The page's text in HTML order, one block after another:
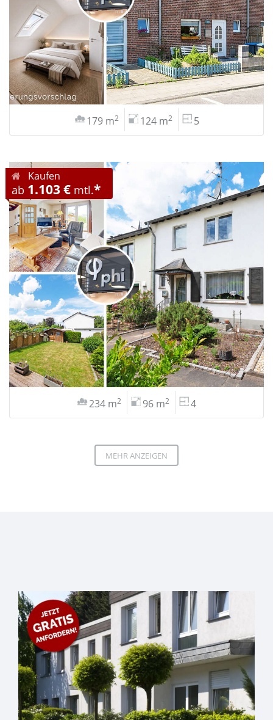
179 m2 124 m2 5
Kaufen
ab 1.103 € mtl.*
234 m2 96 m2 4
MEHR ANZEIGEN